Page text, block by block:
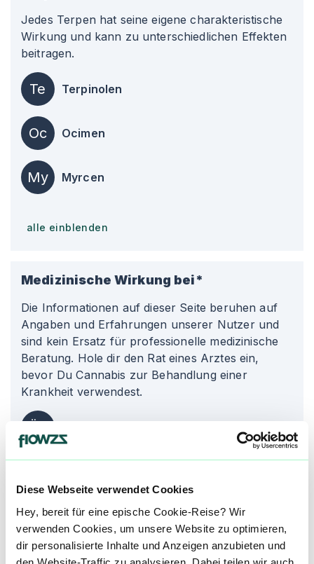
Diese Webseite verwendet Cookies
Hey, bereit für eine epische Cookie-Reise? Wir
verwenden Cookies, um unsere Website zu optimieren,
dir personalisierte Inhalte und Anzeigen anzubieten und
Jedes Terpen hat seine eigene charakteristische
Wirkung und kann zu unterschiedlichen Effekten
beitragen.
Te Terpinolen
Oc Ocimen
My Myrcen
alle einblenden
Medizinische Wirkung bei*
Die Informationen auf dieser Seite beruhen auf
Angaben und Erfahrungen unserer Nutzer und
sind kein Ersatz für professionelle medizinische
Beratung. Hole dir den Rat eines Arztes ein,
bevor Du Cannabis zur Behandlung einer
Krankheit verwendest.
Ko Kopfschmerzen